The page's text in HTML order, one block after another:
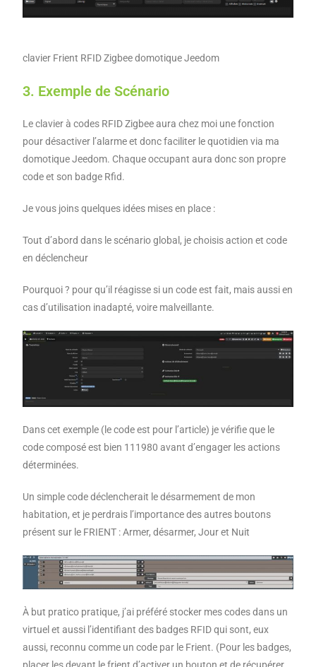
clavier Frient RFID Zigbee domotique Jeedom
3. Exemple de Scénario
Le clavier à codes RFID Zigbee aura chez moi une fonction
pour désactiver l’alarme et donc faciliter le quotidien via ma
domotique Jeedom. Chaque occupant aura donc son propre
code et son badge Rfid.
Je vous joins quelques idées mises en place :
Tout d’abord dans le scénario global, je choisis action et code
en déclencheur
Pourquoi ? pour qu’il réagisse si un code est fait, mais aussi en
cas d’utilisation inadapté, voire malveillante.
Dans cet exemple (le code est pour l’article) je vérifie que le
code composé est bien 111980 avant d’engager les actions
déterminées.
Un simple code déclencherait le désarmement de mon
habitation, et je perdrais l’importance des autres boutons
présent sur le FRIENT : Armer, désarmer, Jour et Nuit
À but pratico pratique, j’ai préféré stocker mes codes dans un
virtuel et aussi l’identifiant des badges RFID qui sont, eux
aussi, reconnu comme un code par le Frient. (Pour les badges,